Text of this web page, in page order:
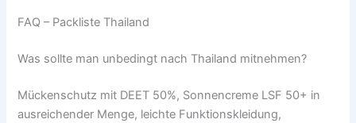
FAQ – Packliste Thailand
Was sollte man unbedingt nach Thailand mitnehmen?
Mückenschutz mit DEET 50%, Sonnencreme LSF 50+ in
ausreichender Menge, leichte Funktionskleidung,